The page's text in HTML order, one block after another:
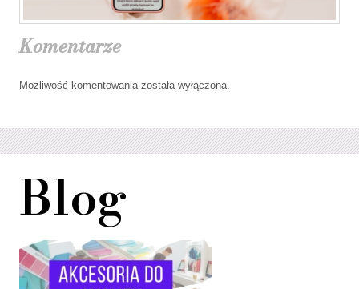
Komentarze
Możliwość komentowania została wyłączona.
Blog